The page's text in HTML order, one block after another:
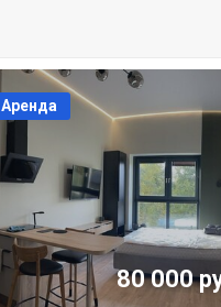
Аренда
80 000